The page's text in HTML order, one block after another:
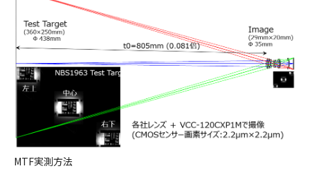
MTF実測方法